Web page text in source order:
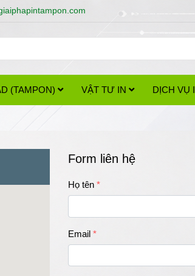
(TAMPON) VẬT TƯ IN DỊCH VỤ
Form liên hệ
Họ tên
Email